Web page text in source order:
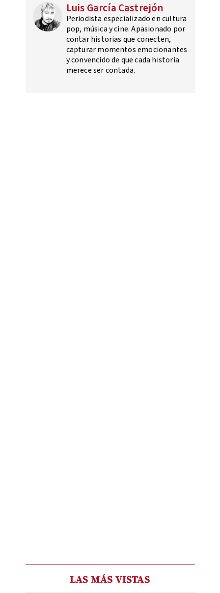
Luis García Castrejón
Periodista especializado en cultura
pop, música y cine. Apasionado por
contar historias que conecten,
capturar momentos emocionantes
y convencido de que cada historia
merece ser contada.
LAS MÁS VISTAS